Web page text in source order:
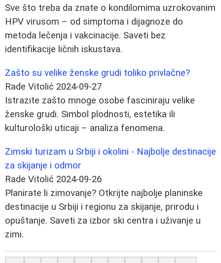
Sve što treba da znate o kondilomima uzrokovanim
HPV virusom – od simptoma i dijagnoze do
metoda lečenja i vakcinacije. Saveti bez
identifikacije ličnih iskustava.
Zašto su velike ženske grudi toliko privlačne?
Rade Vitolić 2024-09-27
Istrazite zašto mnoge osobe fasciniraju velike
ženske grudi. Simbol plodnosti, estetika ili
kulturološki uticaji – analiza fenomena.
Zimski turizam u Srbiji i okolini - Najbolje destinacije
za skijanje i odmor
Rade Vitolić 2024-09-26
Planirate li zimovanje? Otkrijte najbolje planinske
destinacije u Srbiji i regionu za skijanje, prirodu i
opuštanje. Saveti za izbor ski centra i uživanje u
zimi.